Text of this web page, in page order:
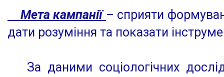
Мета кампанії – сприяти
дати розуміння та показати
За даними соціологічних